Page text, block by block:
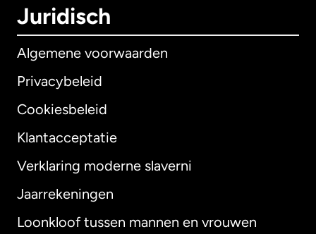
Juridisch
Algemene voorwaarden
Privacybeleid
Cookiesbeleid
Klantacceptatie
Verklaring moderne slaverni
Jaarrekeningen
Loonkloof tussen mannen en vrouwen
Internationaal English